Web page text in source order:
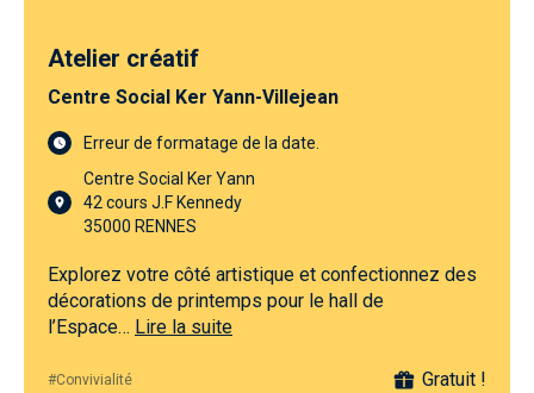
Atelier créatif
Centre Social Ker Yann-Villejean
Erreur de formatage de la date.
Centre Social Ker Yann
42 cours J.F Kennedy
35000 RENNES
Explorez votre côté artistique et confectionnez des
décorations de printemps pour le hall de
l’Espace… Lire la suite
#Convivialité Gratuit !